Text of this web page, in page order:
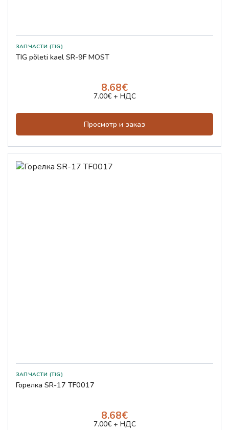
ЗАПЧАСТИ (TIG)
TIG põleti kael SR-9F MOST
8.68€
7.00€ + НДС
Просмотр и заказ
ЗАПЧАСТИ (TIG)
Горелка SR-17 TF0017
8.68€
7.00€ + НДС